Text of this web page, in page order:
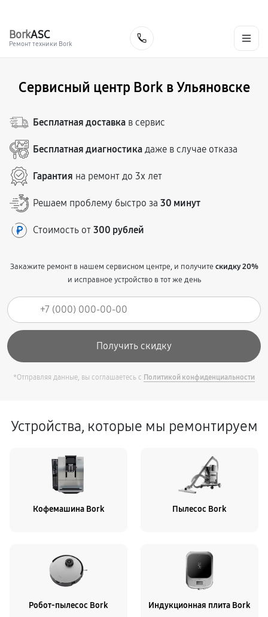
BorkASC
Ремонт техники Bork
Сервисный центр Bork в Ульяновске
Бесплатная доставка в сервис
Бесплатная диагностика даже в случае отказа
Гарантия на ремонт до 3х лет
Решаем проблему быстро за 30 минут
Стоимость от 300 рублей
Закажите ремонт в нашем сервисном центре, и получитескидку 20%
и исправное устройство в тот же день
*Отправляя данные, вы соглашаетесь с Политикой конфиденциальности
Устройства, которые мы ремонтируем
Кофемашина Bork Пылесос Bork
Робот-пылесос Bork Индукционная плита Bork